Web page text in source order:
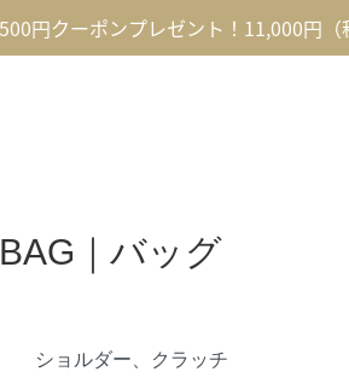
円クーポンプレゼント！11,000円
BAG｜バッグ
ショルダー、クラッチ